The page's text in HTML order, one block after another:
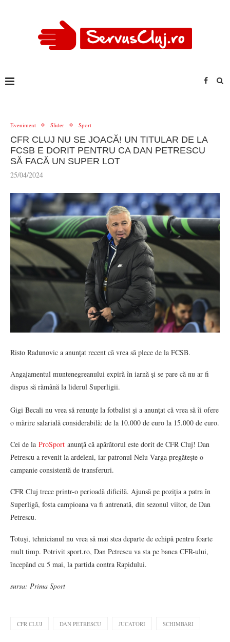
Eveniment Slider Sport
CFR CLUJ NU SE JOACĂ! UN TITULAR DE LA
FCSB E DORIT PENTRU CA DAN PETRESCU
SĂ FACĂ UN SUPER LOT
25/04/2024
Risto Radunovic a anunţat recent că vrea să plece de la FCSB.
Angajamentul muntenegreanului expiră în iarnă şi se pare că nu ar fi
dispus să rămână la liderul Superligii.
Gigi Becali nu vrea să renunţe la fotbalist şi a anunţat că vrea să îi ofere
o mărire salarială considerabilă: de la 10.000 de euro la 15.000 de euro.
Cei de la ProSport anunţă că apărătorul este dorit de CFR Cluj! Dan
Petrescu a revenit la ardeleni, iar patronul Nelu Varga pregăteşte o
campanie consistentă de transferuri.
CFR Cluj trece printr-o perioadă dificilă. Ajunsă pe poziţia a patra în
Superligă, fosta campioana va fi antrenată, din sezonul viitor, de Dan
Petrescu.
Totuşi, tehnicianul nu vrea să mai stea departe de echipă pentru foarte
mult timp. Potrivit sport.ro, Dan Petrescu va sta pe banca CFR-ului,
începând cu 5 mai, la partida contra Rapidului.
sursa: Prima Sport
CFR CLUJ DAN PETRESCU JUCATORI SCHIMBARI